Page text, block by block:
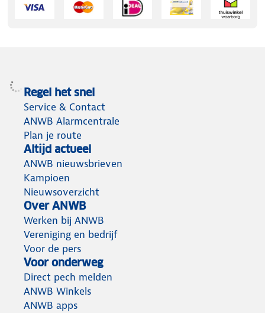
Regel het snel
Service & Contact
ANWB Alarmcentrale
Plan je route
Altijd actueel
ANWB nieuwsbrieven
Kampioen
Nieuwsoverzicht
Over ANWB
Werken bij ANWB
Vereniging en bedrijf
Voor de pers
Voor onderweg
Direct pech melden
ANWB Winkels
ANWB apps